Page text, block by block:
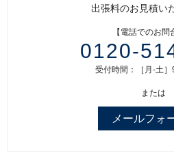
出張料のお見積い
【電話でのお問
0120-
受付時間：［月-土
または
メールフォ